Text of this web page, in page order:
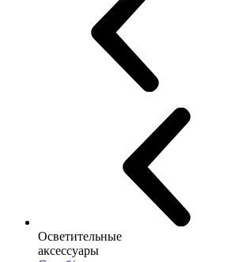
Осветительные
аксессуары